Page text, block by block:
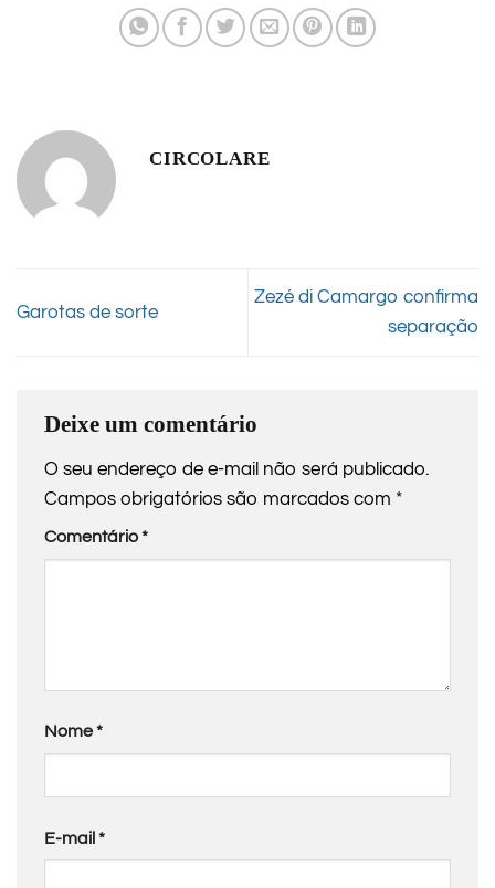
CIRCOLARE
Garotas de sorte
Zezé di Camargo confirma
separação
Deixe um comentário
O seu endereço de e-mail não será publicado.
Campos obrigatórios são marcados com *
Comentário*
Nome*
E-mail*